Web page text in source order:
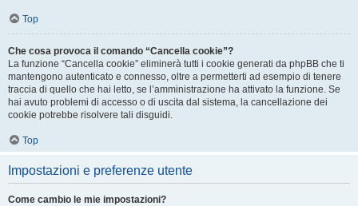
Top
Che cosa provoca il comando “Cancella cookie”?
La funzione “Cancella cookie” eliminerà tutti i cookie generati da phpBB che ti
mantengono autenticato e connesso, oltre a permetterti ad esempio di tenere
traccia di quello che hai letto, se l’amministrazione ha attivato la funzione. Se
hai avuto problemi di accesso o di uscita dal sistema, la cancellazione dei
cookie potrebbe risolvere tali disguidi.
Top
Impostazioni e preferenze utente
Come cambio le mie impostazioni?